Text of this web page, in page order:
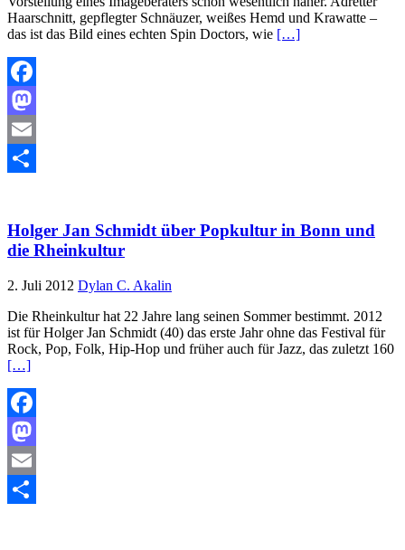
Haarschnitt, gepflegter Schnäuzer, weißes Hemd und Krawatte –
das ist das Bild eines echten Spin Doctors, wie […]
Facebook
Mastodon
Email
Holger Jan Schmidt über Popkultur in Bonn und
die Rheinkultur
2. Juli 2012 Dylan C. Akalin
Die Rheinkultur hat 22 Jahre lang seinen Sommer bestimmt. 2012
ist für Holger Jan Schmidt (40) das erste Jahr ohne das Festival für
Rock, Pop, Folk, Hip-Hop und früher auch für Jazz, das zuletzt 160
[…]
Facebook
Mastodon
Email